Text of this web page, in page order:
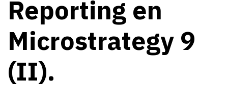
Reporting en
Microstrategy 9
(II).